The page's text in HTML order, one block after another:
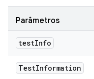
Parâmetros
testInfo
TestInformation